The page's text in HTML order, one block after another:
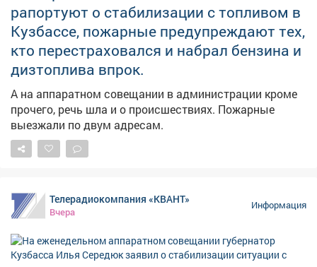
рапортуют о стабилизации с топливом в
Кузбассе, пожарные предупреждают тех,
кто перестраховался и набрал бензина и
дизтоплива впрок.
А на аппаратном совещании в администрации кроме
прочего, речь шла и о происшествиях. Пожарные
выезжали по двум адресам.
Телерадиокомпания «КВАНТ»
Вчера
Информация